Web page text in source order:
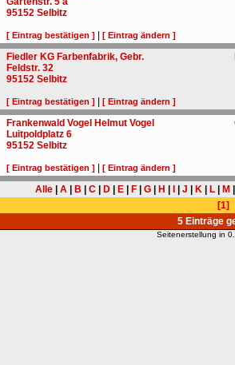
95152 Selbitz
[ Eintrag bestätigen ] |[ Eintrag ändern ]
Fiedler KG Farbenfabrik, Gebr.
Feldstr. 32
95152 Selbitz
[ Eintrag bestätigen ] |[ Eintrag ändern ]
Frankenwald Vogel Helmut Vogel
Luitpoldplatz 6
95152 Selbitz
[ Eintrag bestätigen ] |[ Eintrag ändern ]
Alle A B C D E F G H J K L M
[1]
5 Einträge
Seitenerstellung in